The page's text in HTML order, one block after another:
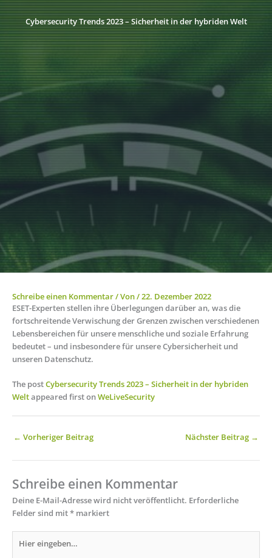
Cybersecurity Trends 2023 – Sicherheit in der hybriden Welt
Schreibe einen Kommentar/ Von/22. Dezember 2022
ESET-Experten stellen ihre Überlegungen darüber an, was die
fortschreitende Verwischung der Grenzen zwischen verschiedenen
Lebensbereichen für unsere menschliche und soziale Erfahrung
bedeutet – und insbesondere für unsere Cybersicherheit und
unseren Datenschutz.
The postCybersecurity Trends 2023 – Sicherheit in der hybriden
Weltappeared first onWeLiveSecurity
← Vorheriger Beitrag Nächster Beitrag →
Schreibe einen Kommentar
Deine E-Mail-Adresse wird nicht veröffentlicht. Erforderliche
Felder sind mit* markiert
eingeben…